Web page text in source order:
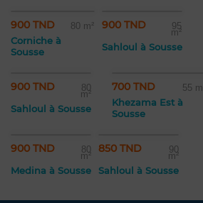
900 TND 80 m²
Corniche à
Sousse
900 TND 95
m²
Sahloul à Sousse
900 TND 80
m²
Sahloul à Sousse
700 TND 55
Khezama Est à
Sousse
900 TND 80
m²
Medina à Sousse
850 TND 90
m²
Sahloul à Sousse